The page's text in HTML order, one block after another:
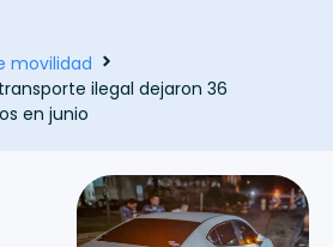
movilidad
ilegal dejaron 36
en junio